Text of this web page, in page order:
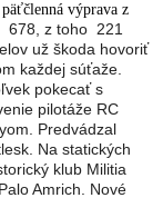
výprava z
678, z toho 221
už škoda hovoriť
každej súťaže.
pokecať s
pilotáže RC
Predvádzal
Na statických
klub Militia
Amrich. Nové